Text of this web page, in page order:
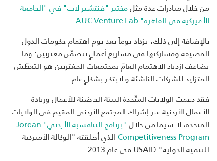
من خلال مبادرات عدة مثلمختبر "فنتشير لاب" في "الجامعة
الأميركية في القاهرة" AUC Venture Lab
.
بالإضافة إلى ذلك، يزداد يوماً بعد يوم اهتمام حكومات الدول
المضيفة ومشاركتها في مشاريع أعمالٍ تتضمّن مغتربين: وما
يضاعف ازدياد الاهتمام العامّ بمجتمعات المغتربين هو التعطّش
المتزايد للشركات الناشئة والابتكار بشكلٍ عام.
فقد دعمت الولايات المتّحدة البيئة الحاضنة للأعمال وريادة
الأعمال الأردنية عبر إشراك المجتمع الأردني المقيم في الولايات
المتحدة، لا سيما من خلال
"برنامج التنافسية الأردني" Jordan
Competitiveness Programالذي أطلقته "الوكالة الأميركية
للتنمية الدولية" USAID في عام 2013.